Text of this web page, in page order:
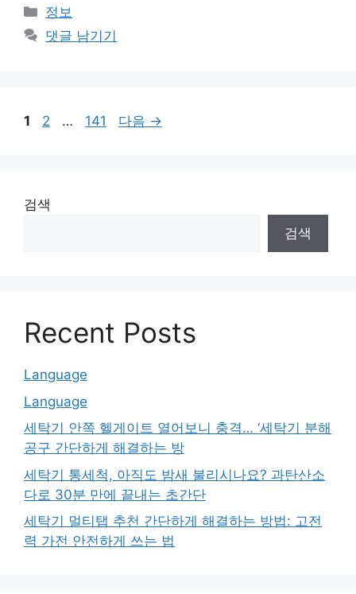
카
테
정보
댓글 남기기
페
1
페
2 …
페
141 다음 →
검색
검색
Recent Posts
Language
Language
세탁기 안쪽 헬게이트 열어보니 충격… ‘세탁기 분해
공구 간단하게 해결하는 방
세탁기 통세척, 아직도 밤새 불리시나요? 과탄산소
다로 30분 만에 끝내는 초간단
세탁기 멀티탭 추천 간단하게 해결하는 방법: 고전
력 가전 안전하게 쓰는 법